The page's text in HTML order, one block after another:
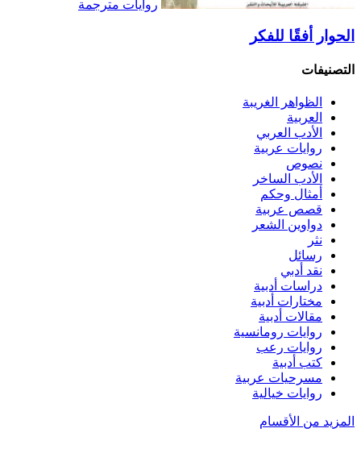
روايات مترجمة
الحوار أفقًا للفكر
التصنيفات
الظواهر الغريبة‏
العربية
الأدب العربي
روايات عربية
نصوص
الأدب الساخر
أمثال وحكم
قصص عربية
دواوين الشعر
نثر
رسائل
نقد أدبي
دراسات أدبية
مختارات أدبية
مقالات أدبية
روايات رومانسية
روايات رعب
كتب أدبية
مسرحيات عربية
روايات خيالية
المزيد من الأقسام